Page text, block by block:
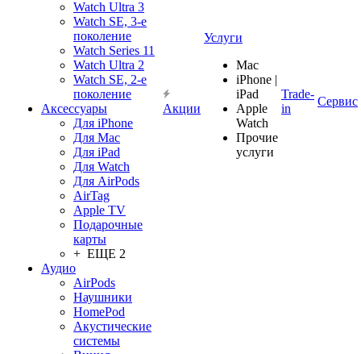
Watch Ultra 3
Watch SE, 3-е
поколение
Watch Series 11
Watch Ultra 2
Watch SE, 2-е
поколение
Аксессуары
Для iPhone
Для Mac
Для iPad
Для Watch
Для AirPods
AirTag
Apple TV
Подарочные
карты
+ ЕЩЕ 2
Аудио
AirPods
Наушники
HomePod
Акустические
системы
Акции
Услуги
Mac
iPhone |
iPad
Apple
Watch
Прочие
услуги
Trade-
in
Сервис